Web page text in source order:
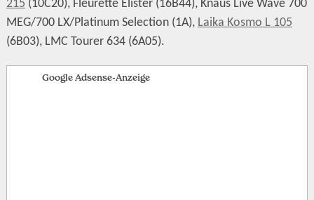
215 (10C20), Fleurette Elister (16B44), Knaus Live Wave 700
MEG/700 LX/Platinum Selection (1A), Laika Kosmo L 105
(6B03), LMC Tourer 634 (6A05).
Google Adsense-Anzeige